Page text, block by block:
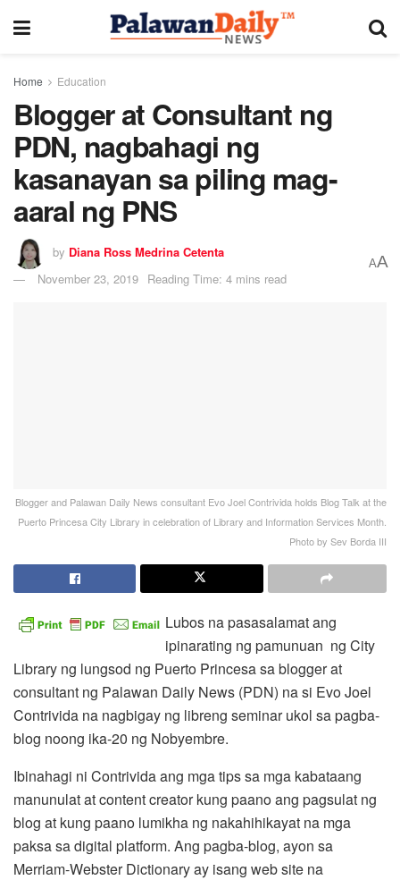
Home Education
Blogger at Consultant ng
PDN, nagbahagi ng
kasanayan sa piling mag-
aaral ng PNS
by Diana Ross Medrina Cetenta
November 23, 2019 Reading Time: 4 mins read
AA
Blogger and Palawan Daily News consultant Evo Joel Contrivida holds Blog Talk at the
Puerto Princesa City Library in celebration of Library and Information Services Month.
Photo by Sev Borda III
Lubos na pasasalamat ang
ipinarating ng pamunuan ng City
Library ng lungsod ng Puerto Princesa sa blogger at
consultant ng Palawan Daily News (PDN) na si Evo Joel
Contrivida na nagbigay ng libreng seminar ukol sa pagba-
blog noong ika-20 ng Nobyembre.
Ibinahagi ni Contrivida ang mga tips sa mga kabataang
manunulat at content creator kung paano ang pagsulat ng
blog at kung paano lumikha ng nakahihikayat na mga
paksa sa digital platform. Ang pagba-blog, ayon sa
Merriam-Webster Dictionary ay isang web site na